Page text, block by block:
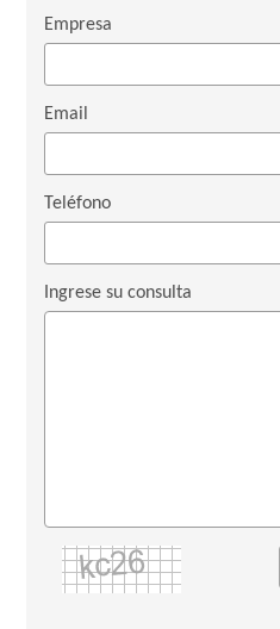
Empresa
Email
Teléfono
Ingrese su consulta